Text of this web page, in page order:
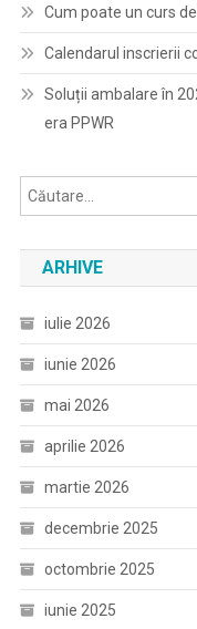
Cum poate un curs
Calendarul inscrierii
Soluții ambalare în
era PPWR
ARHIVE
iulie 2026
iunie 2026
mai 2026
aprilie 2026
martie 2026
decembrie 2025
octombrie 2025
iunie 2025